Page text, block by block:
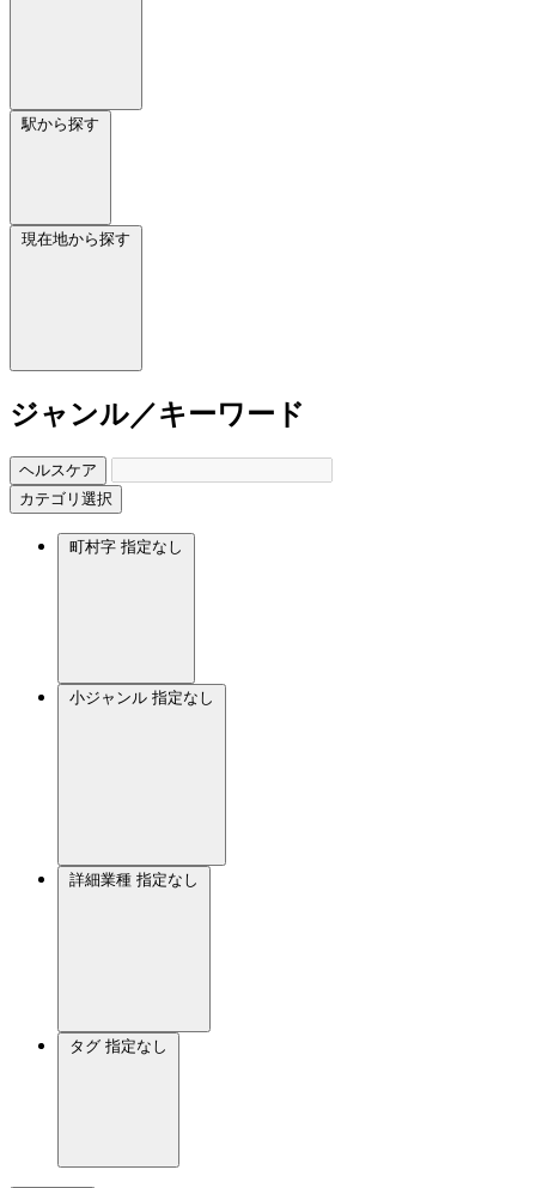
駅から探す
現在地から探す
ジャンル／キーワード
ヘルスケア
カテゴリ選択
町村字 指定なし
小ジャンル 指定なし
詳細業種 指定なし
タグ 指定なし